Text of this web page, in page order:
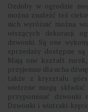
Ozdoby w ogrodzie
można znaleźć też
nich wyróżnić można
wiszących dekoracji
dzwonki. Są one
sprzedaży dostępne
Mają one kształt
przyjemne dla ucha
także z kryształu
wietrzne mogą
przypominać dzwonki
Dzwonki i wiatraki-